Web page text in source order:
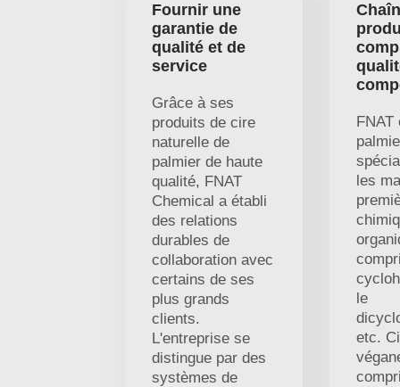
Fournir une
garantie de
qualité et de
service
Grâce à ses
produits de cire
naturelle de
palmier de haute
qualité, FNAT
Chemical a établi
des relations
durables de
collaboration avec
certains de ses
plus grands
clients.
L'entreprise se
distingue par des
systèmes de
FNAT
les
le
etc.